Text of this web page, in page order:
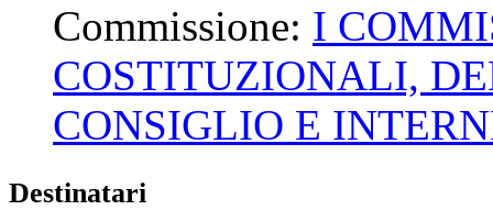
Commissione: I
COSTITUZIONALI,
CONSIGLIO E
Destinatari